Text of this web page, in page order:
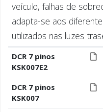
veículo, falhas de
adapta-se aos
utilizados nas luzes
DCR 7 pinos
KSK007E2
DCR 7 pinos
KSK007